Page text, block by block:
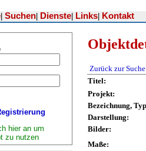
Suchen Dienste Links Kontakt
hier an um
zu nutzen
Zurück zur Suche
Titel:
Projekt:
Bezeichnung, Typ
Darstellung:
Bilder:
Maße: